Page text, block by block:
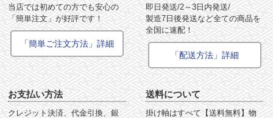
当店では初めての方でも安心の
「簡単注文」が好評です！
「簡単ご注文方法」詳細
即日発送/2～3日内発送/
製造7日後発送など全ての商品を
全国に速配！
「配送方法」詳細
お支払い方法
クレジット決済、代金引換、銀
送料について
掛け軸はすべて【送料無料】物